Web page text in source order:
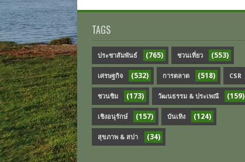
TAGS
ประชาสัมพันธ์ (765) ชวนเที่ยว (553)
เศรษฐกิจ (532) การตลาด (518) CSR
ชวนชิม (173) วัฒนธรรม & ประเพณี (159)
เชิงอนุรักษ์ (157) บันเทิง (124)
สุขภาพ & สปา (34)